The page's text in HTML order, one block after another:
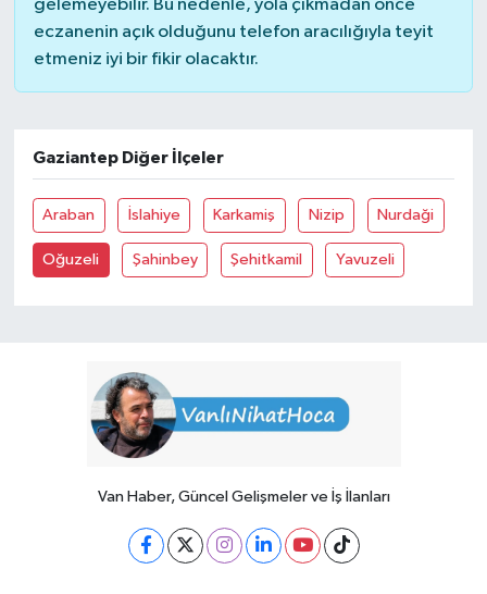
gelemeyebilir. Bu nedenle, yola çıkmadan önce
eczanenin açık olduğunu telefon aracılığıyla teyit
etmeniz iyi bir fikir olacaktır.
Gaziantep Diğer İlçeler
Araban İslahiye Karkamiş Nizip Nurdaği
Oğuzeli Şahinbey Şehitkamil Yavuzeli
Van Haber, Güncel Gelişmeler ve İş İlanları